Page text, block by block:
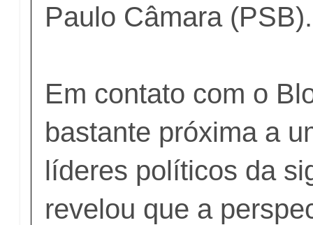
Paulo Câmara (PSB).
Em contato com o
bastante próxima a
líderes políticos da
revelou que a